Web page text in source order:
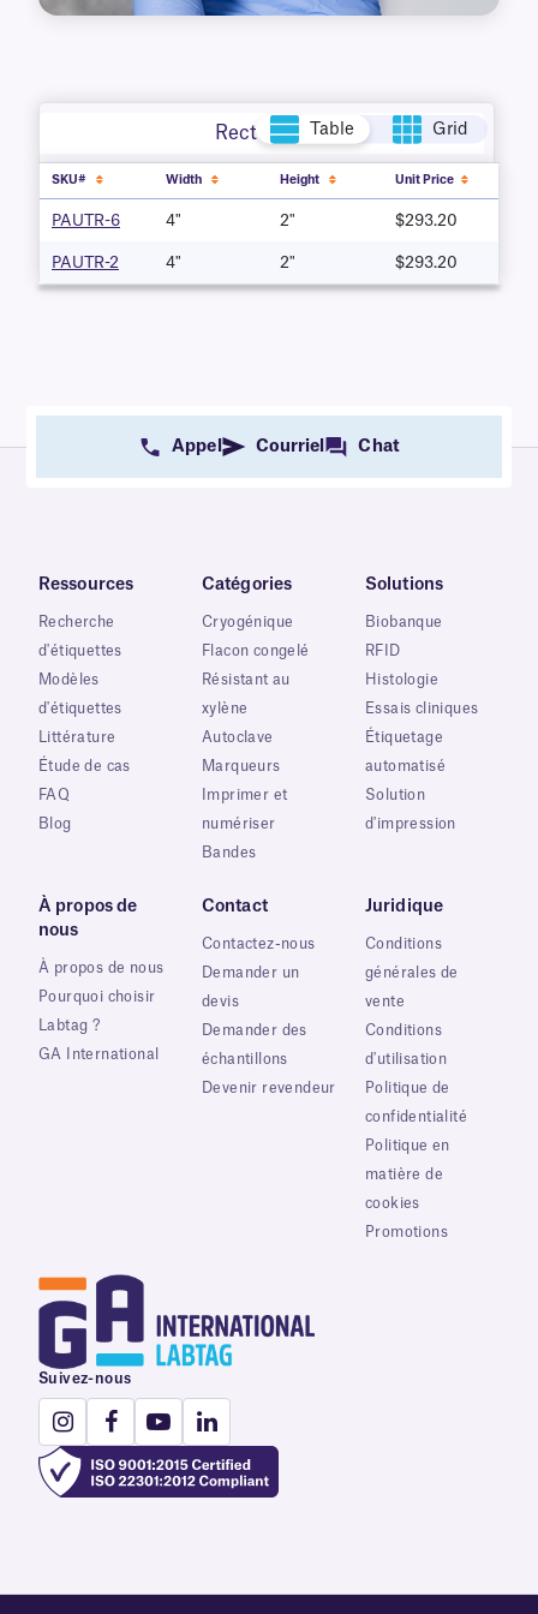
Rectangle Table Grid
SKU# Width Height Unit Price
PAUTR-6 4" 2" $293.20
PAUTR-2 4" 2" $293.20
Appel Courriel Chat
Ressources
Recherche
d'étiquettes
Modèles
d'étiquettes
Littérature
Étude de cas
FAQ
Blog
Catégories
Cryogénique
Flacon congelé
Résistant au
xylène
Autoclave
Marqueurs
Imprimer et
numériser
Bandes
Solutions
Biobanque
RFID
Histologie
Essais cliniques
Étiquetage
automatisé
Solution
d'impression
À propos de
nous
À propos de nous
Pourquoi choisir
Labtag ?
GA International
Contact
Contactez-nous
Demander un
devis
Demander des
échantillons
Devenir revendeur
Juridique
Conditions
générales de
vente
Conditions
d'utilisation
Politique de
confidentialité
Politique en
matière de
cookies
Promotions
Suivez-nous